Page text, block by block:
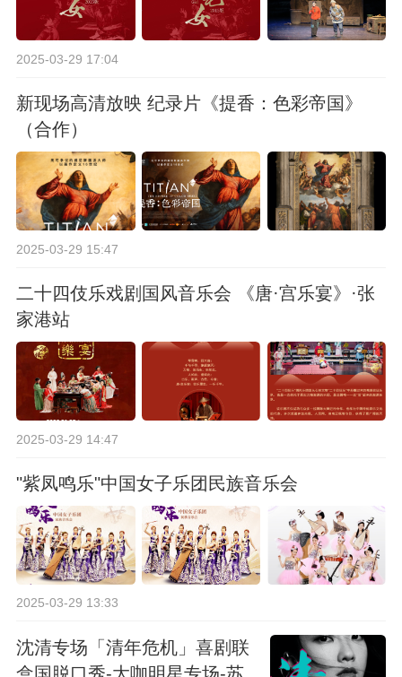
2025-03-29 17:04
新现场高清放映 纪录片《提香：色彩帝国》
（合作）
2025-03-29 15:47
二十四伎乐戏剧国风音乐会 《唐·宫乐宴》·张
家港站
2025-03-29 14:47
"紫凤鸣乐"中国女子乐团民族音乐会
2025-03-29 13:33
沈清专场「清年危机」喜剧联